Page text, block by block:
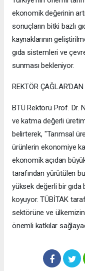
ekonomik değerinin
sonuçların bitki bazlı
kaynaklarının
gıda sistemleri ve
sunması bekleniyor.
REKTÖR
BTÜ Rektörü Prof. Dr.
ve katma değerli
belirterek, "Tarımsal
ürünlerin ekonomiye
ekonomik açıdan
tarafından yürütülen
yüksek değerli bir
koyuyor. TÜBİTAK
sektörüne ve
önemli katkılar